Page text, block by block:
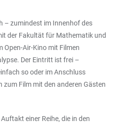
– zumindest im Innenhof des
der Fakultät für Mathematik und
Open-Air-Kino mit Filmen
Der Eintritt ist frei –
so oder im Anschluss
zum Film mit den anderen Gästen
einer Reihe, die in den